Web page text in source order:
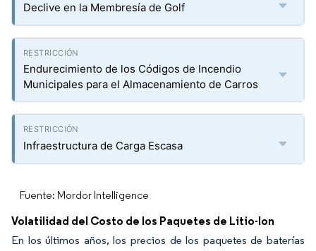
Declive en la Membresía de Golf
Endurecimiento de los Códigos de Incendio
Municipales para el Almacenamiento de Carros
Infraestructura de Carga Escasa
Fuente: Mordor Intelligence
Volatilidad del Costo de los Paquetes de Litio-Ion
En los últimos años, los precios de los paquetes de baterías